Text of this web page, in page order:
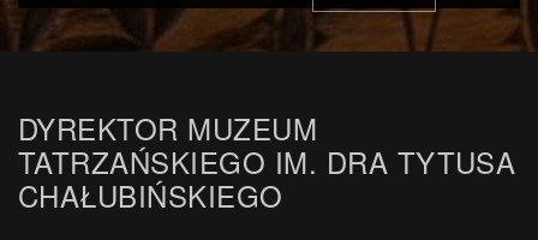
DYREKTOR MUZEUM
TATRZAŃSKIEGO IM. DRA TYTUSA
CHAŁUBIŃSKIEGO